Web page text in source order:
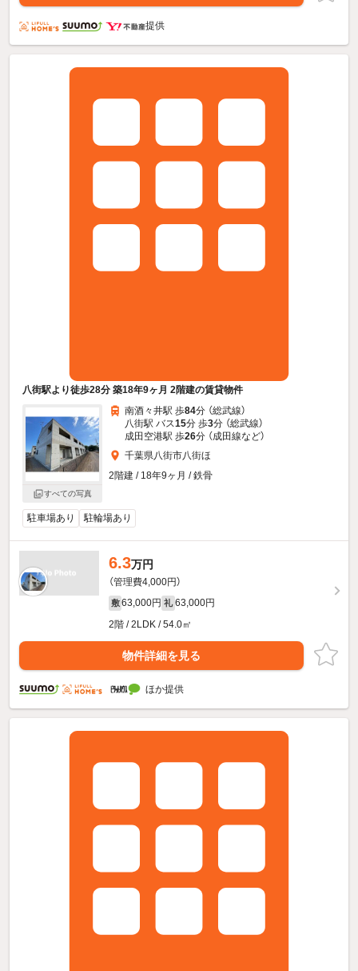
提供
八街駅より徒歩28分 築18年9ヶ月 2階建の賃貸物件
すべての写真
南酒々井駅 歩84分 （総武線）
八街駅 バス15分 歩3分 （総武線）
成田空港駅 歩26分 （成田線など）
千葉県八街市八街ほ
2階建 / 18年9ヶ月 / 鉄骨
駐車場あり 駐輪場あり
6.3万円
（管理費4,000円）
敷 63,000円 礼 63,000円
2階 / 2LDK / 54.0㎡
物件詳細を見る
ほか提供